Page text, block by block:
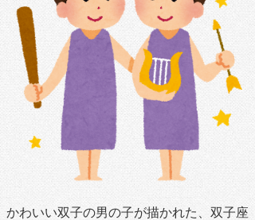
かわいい双子の男の子が描かれた、双子座